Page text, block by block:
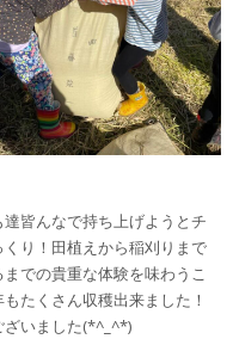
皆んなで持ち上げようとチ
り！田植えから稲刈りまで
での貴重な体験を味わうこ
たくさん収穫出来ました！
ざいました(*^_^*)